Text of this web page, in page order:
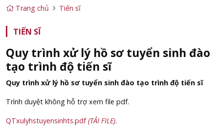
Trang chủ Tiến sĩ
TIẾN SĨ
Quy trình xử lý hồ sơ tuyển sinh đào
tạo trình độ tiến sĩ
Quy trình xử lý hồ sơ tuyển sinh đào tạo trình độ tiến sĩ
Trình duyệt không hỗ trợ xem file pdf.
QTxulyhstuyensinhts.pdf(TẢI FILE).